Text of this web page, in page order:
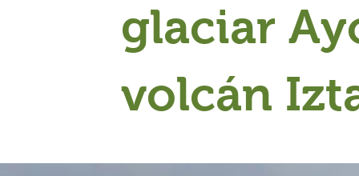
glaciar
volcán